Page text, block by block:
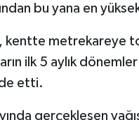
bu yana en
kentte metrekareye
ilk 5 aylık
etti.
gerçekleşen